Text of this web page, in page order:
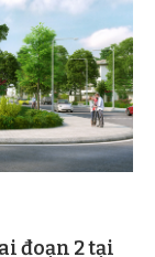
đoạn 2 tại